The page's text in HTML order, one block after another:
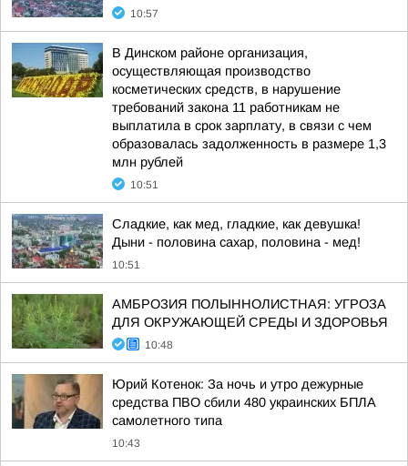
10:57
В Динском районе организация,
осуществляющая производство
косметических средств, в нарушение
требований закона 11 работникам не
выплатила в срок зарплату, в связи с чем
образовалась задолженность в размере 1,3
млн рублей
10:51
Сладкие, как мед, гладкие, как девушка!
Дыни - половина сахар, половина - мед!
10:51
АМБРОЗИЯ ПОЛЫННОЛИСТНАЯ: УГРОЗА
ДЛЯ ОКРУЖАЮЩЕЙ СРЕДЫ И ЗДОРОВЬЯ
10:48
Юрий Котенок: За ночь и утро дежурные
средства ПВО сбили 480 украинских БПЛА
самолетного типа
10:43